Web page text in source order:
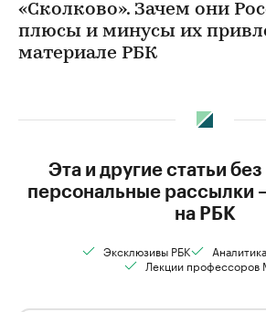
«Сколково». Зачем они
плюсы и минусы их
материале РБК
Эта и другие статьи
персональные рассылки
на РБК
Эксклюзивы РБК
Лекции профессоров